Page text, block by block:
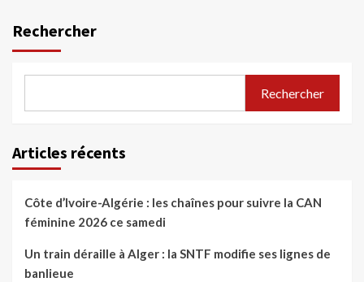
Rechercher
Rechercher
Articles récents
Côte d’Ivoire-Algérie : les chaînes pour suivre la CAN
féminine 2026 ce samedi
Un train déraille à Alger : la SNTF modifie ses lignes de
banlieue